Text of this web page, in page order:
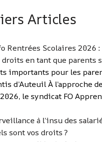
Articles
Rentrées Scolaires 2026 :
droits en tant que parents
importants pour les
d’Auteuil À l’approche
le syndicat FO
à l’insu des
sont vos droits ?